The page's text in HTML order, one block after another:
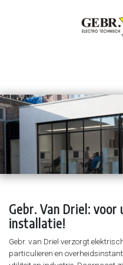
Inbraak- en
Gebr. Van Driel:
installatie!
Gebr. van Driel verzorgt
particulieren en